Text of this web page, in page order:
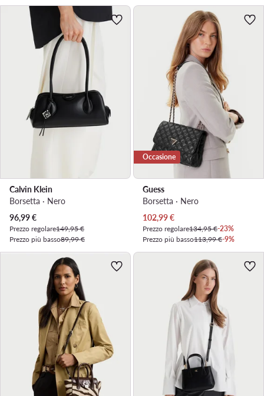
Calvin Klein
Borsetta · Nero
Prezzo attuale
96,99€
Prezzo regolare149,95 €
Prezzo più basso89,99 €
Occasione
Guess
Borsetta · Nero
Prezzo attuale
102,99€
Prezzo regolare134,95 €-23%
Prezzo più basso113,99 €-9%